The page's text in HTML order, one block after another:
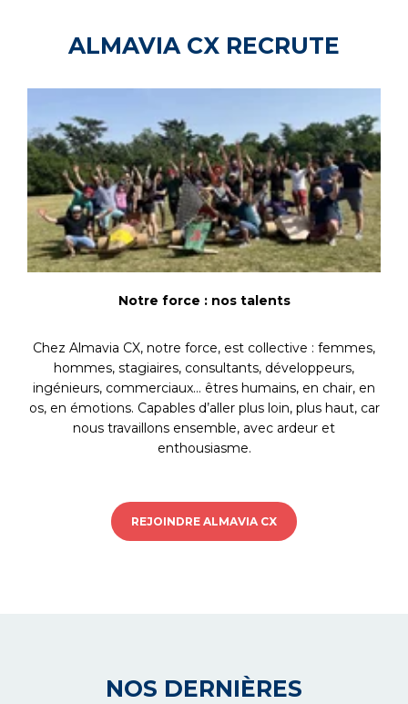
ALMAVIA CX RECRUTE
Notre force : nos talents
Chez Almavia CX, notre force, est collective : femmes,
hommes, stagiaires, consultants, développeurs,
ingénieurs, commerciaux… êtres humains, en chair, en
os, en émotions. Capables d’aller plus loin, plus haut, car
nous travaillons ensemble, avec ardeur et
enthousiasme.
REJOINDRE ALMAVIA CX
NOS DERNIÈRES